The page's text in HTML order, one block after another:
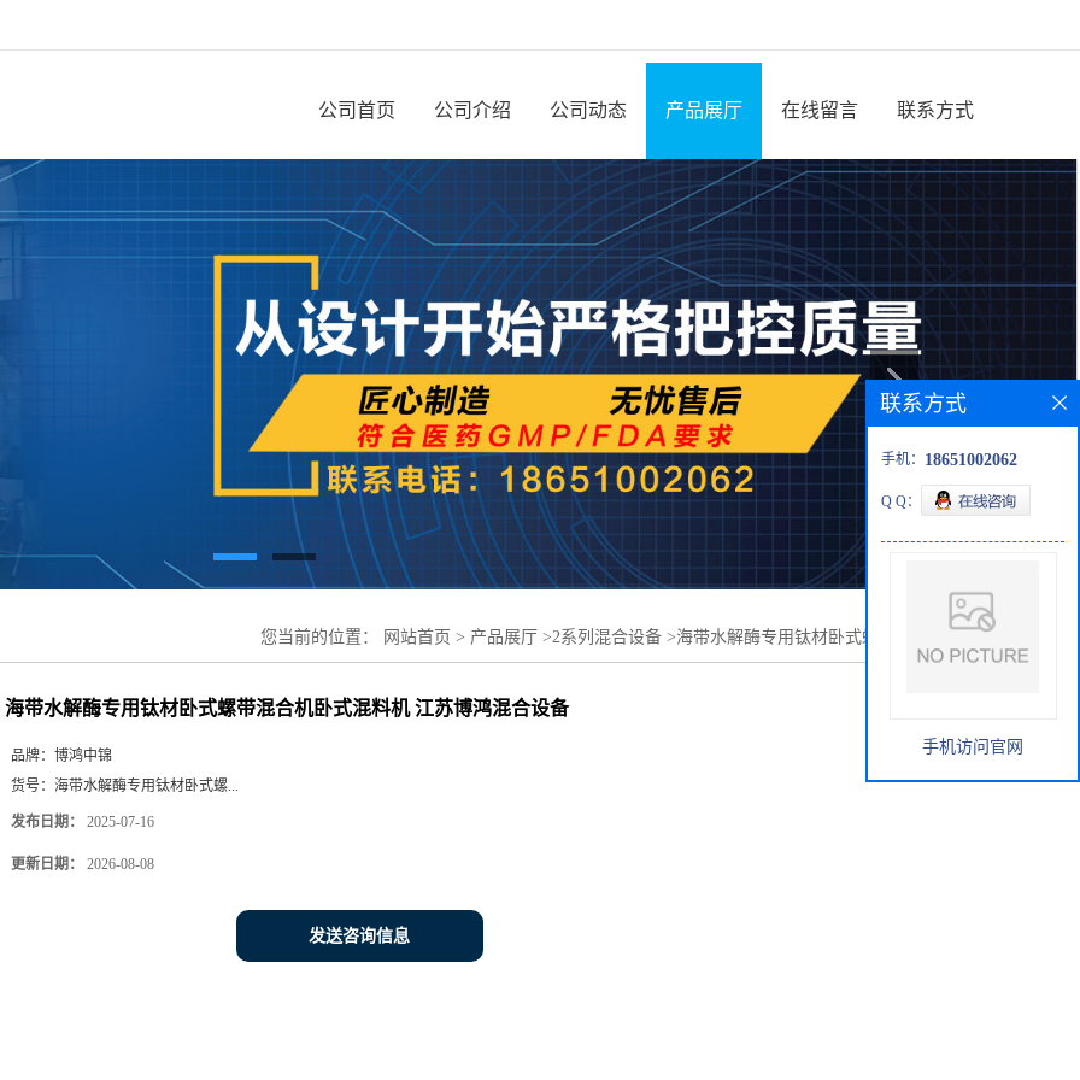
公司首页 公司介绍 公司动态 产品展厅 在线留言 联系方式
您当前的位置： 网站首页 > 产品展厅 >2系列混合设备 >海带水解酶专用钛材卧式螺带混合机卧式
海带水解酶专用钛材卧式螺带混合机卧式混料机 江苏博鸿混合设备
品牌： 博鸿中锦
货号： 海带水解酶专用钛材卧式螺...
发布日期： 2025-07-16
更新日期： 2026-08-08
发送咨询信息
联系方式
手机： 18651002062
Q Q：
手机访问官网